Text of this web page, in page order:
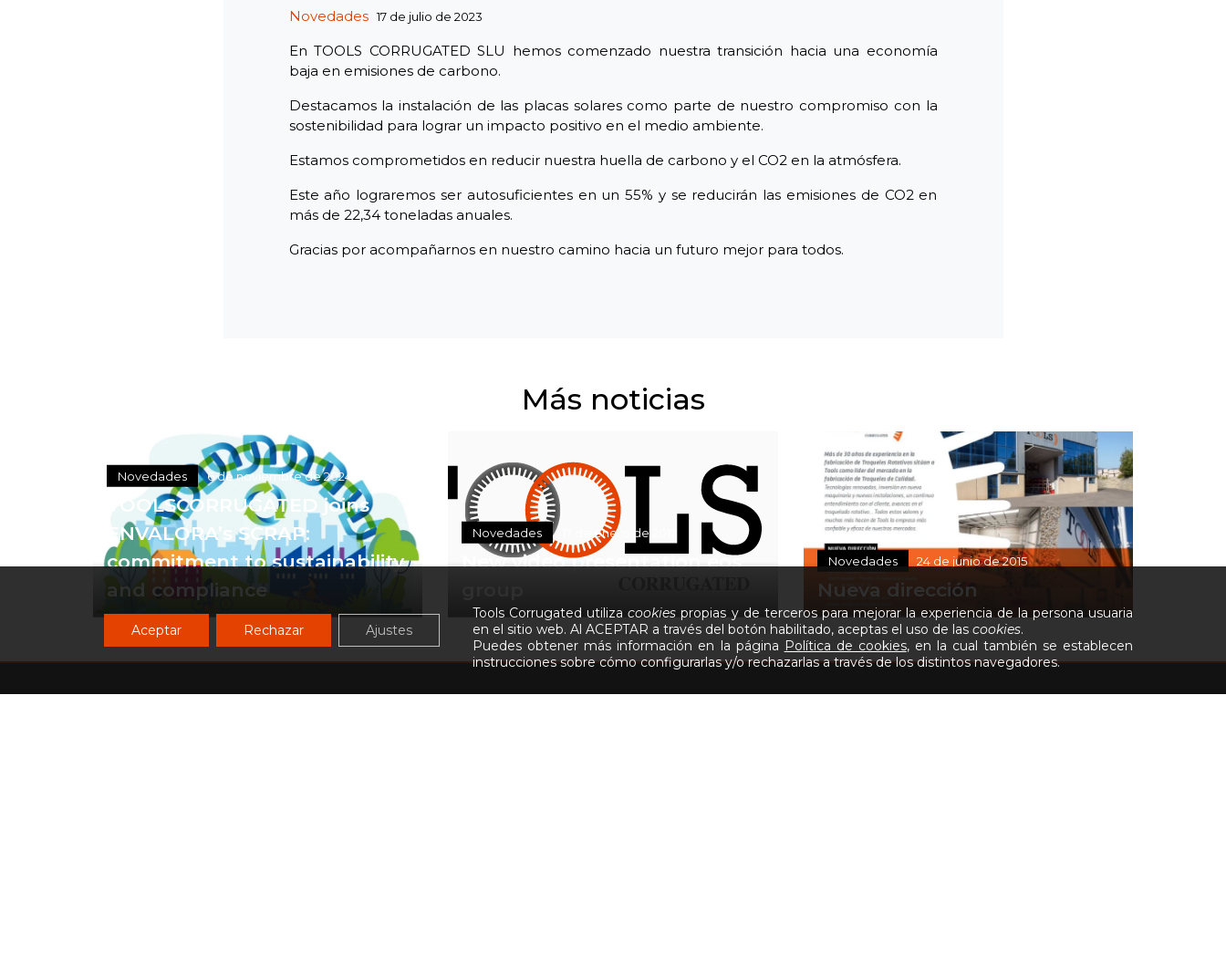
Categories
Novedades 17 de julio de 2023
En TOOLS CORRUGATED SLU hemos comenzado nuestra transición hacia una economía
baja en emisiones de carbono.
Destacamos la instalación de las placas solares como parte de nuestro compromiso con la
sostenibilidad para lograr un impacto positivo en el medio ambiente.
Estamos comprometidos en reducir nuestra huella de carbono y el CO2 en la atmósfera.
Este año lograremos ser autosuficientes en un 55% y se reducirán las emisiones de CO2 en
más de 22,34 toneladas anuales.
Gracias por acompañarnos en nuestro camino hacia un futuro mejor para todos.
Más noticias
Novedades 6 de noviembre de 2024
TOOLSCORRUGATED joins
ENVALORA’s SCRAP:
commitment to sustainability
and compliance
Novedades 17 de enero de 2017
New video presentation eos
Novedades 24 de junio de 2015
Nueva dirección
Tools Corrugated utilizacookies propias y de terceros para mejorar la experiencia de la persona usuaria
en el sitio web. Al ACEPTAR a través del botón habilitado, aceptas el uso de lascookies.
Puedes obtener más información en la página Política de cookies, en la cual también se establecen
instrucciones sobre cómo configurarlas y/o rechazarlas a través de los distintos navegadores.
Aceptar Rechazar Ajustes